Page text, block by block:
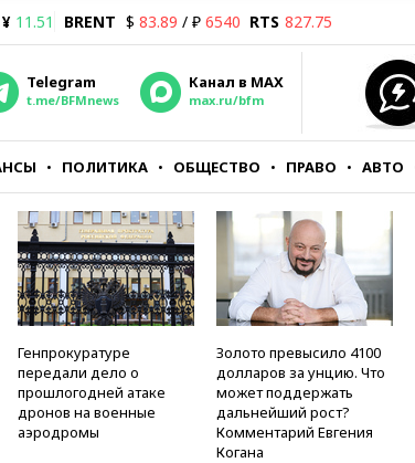
¥ 11.51 BRENT $ 83.89 / ₽ 6540 RTS 827.75
Telegram
t.me/BFMnews
Канал в MAX
max.ru/bfm
ПОЛИТИКА ОБЩЕСТВО ПРАВО АВТО
Генпрокуратуре
передали дело о
прошлогодней атаке
дронов на военные
аэродромы
Золото превысило 4100
долларов за унцию. Что
может поддержать
дальнейший рост?
Комментарий Евгения
Когана